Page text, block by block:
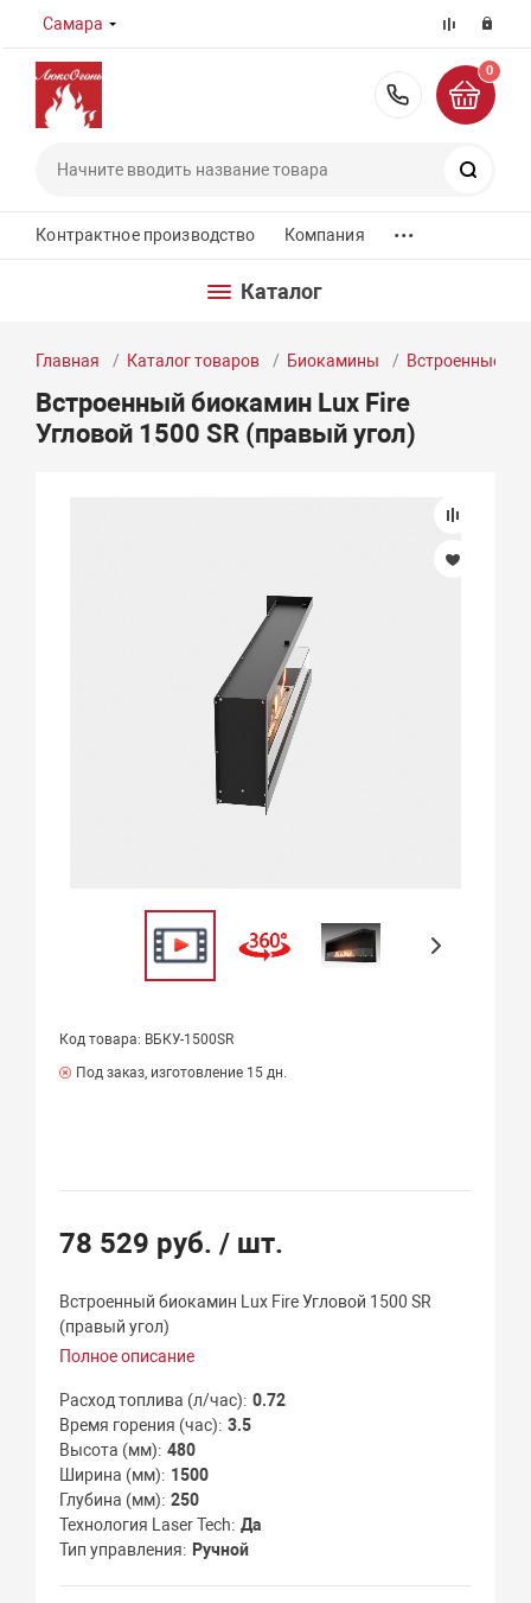
Самара
8 (800)
0
Контрактное производство Компания ...
Каталог
Главная Каталог товаров Биокамины Встроенные
Встроенный биокамин Lux Fire
Угловой 1500 SR (правый угол)
Код товара: ВБКУ-1500SR
Под заказ, изготовление 15 дн.
78 529 руб./ шт.
Встроенный биокамин Lux Fire Угловой 1500 SR
(правый угол)
Полное описание
Расход топлива (л/час) 0.72
Время горения (час) 3.5
Высота (мм) 480
Ширина (мм)
1500
Глубина (мм) 250
Технология Laser Tech Да
Тип управления
Ручной